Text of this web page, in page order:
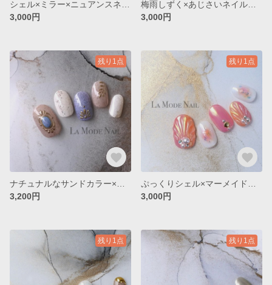
3,000円
3,000円
残り1点
3,200円
残り1点
3,000円
残り1点 残り1点